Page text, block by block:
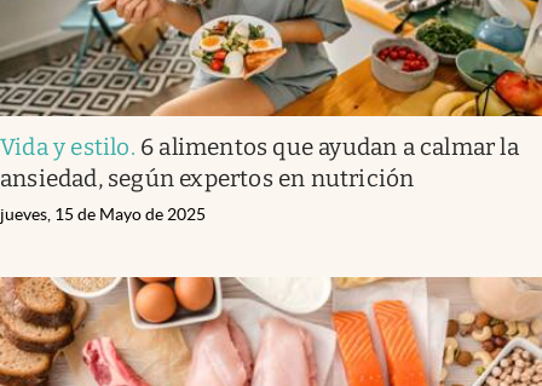
Vida y estilo. 6 alimentos que ayudan a calmar la
ansiedad, según expertos en nutrición
jueves, 15 de Mayo de 2025